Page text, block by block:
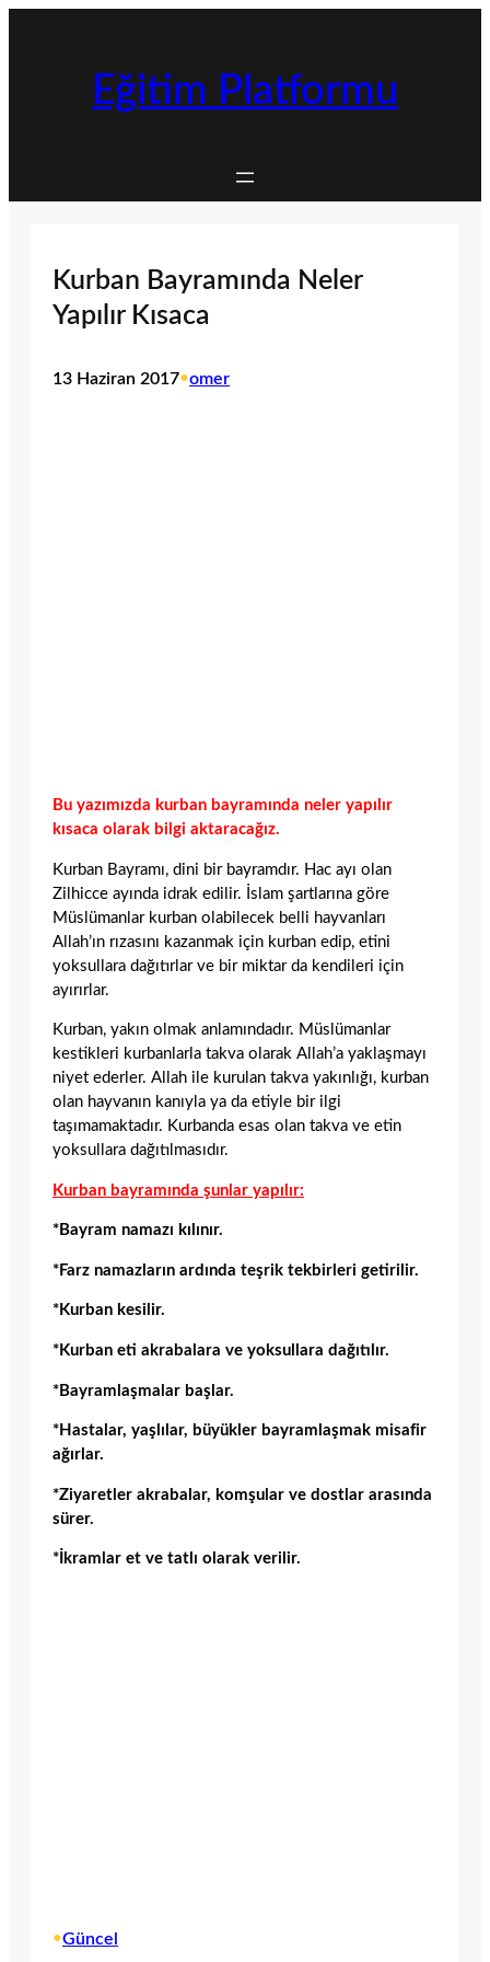
Eğitim Platformu
Kurban Bayramında Neler
Yapılır Kısaca
13 Haziran 2017•omer
Bu yazımızda kurban bayramında neler yapılır
kısaca olarak bilgi aktaracağız.
Kurban Bayramı, dini bir bayramdır. Hac ayı olan
Zilhicce ayında idrak edilir. İslam şartlarına göre
Müslümanlar kurban olabilecek belli hayvanları
Allah’ın rızasını kazanmak için kurban edip, etini
yoksullara dağıtırlar ve bir miktar da kendileri için
ayırırlar.
Kurban, yakın olmak anlamındadır. Müslümanlar
kestikleri kurbanlarla takva olarak Allah’a yaklaşmayı
niyet ederler. Allah ile kurulan takva yakınlığı, kurban
olan hayvanın kanıyla ya da etiyle bir ilgi
taşımamaktadır. Kurbanda esas olan takva ve etin
yoksullara dağıtılmasıdır.
Kurban bayramında şunlar yapılır:
*Bayram namazı kılınır.
*Farz namazların ardında teşrik tekbirleri getirilir.
*Kurban kesilir.
*Kurban eti akrabalara ve yoksullara dağıtılır.
*Bayramlaşmalar başlar.
*Hastalar, yaşlılar, büyükler bayramlaşmak misafir
ağırlar.
*Ziyaretler akrabalar, komşular ve dostlar arasında
sürer.
*İkramlar et ve tatlı olarak verilir.
•Güncel